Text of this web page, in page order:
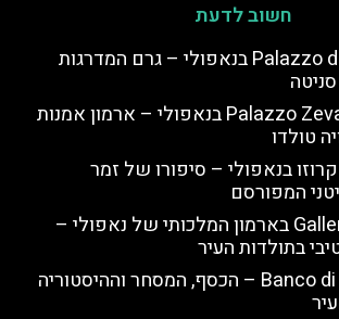
חשוב לדעת
Palazzo dello Spagnolo בנאפולי – גרם המדרגות
Palazzo Zevallos Stigliano בנאפולי – ארמון אמנות
טולדו
קרוזו בנאפולי – סיפורו של זמר
המפורסם
Galleria del Tempo בארמון המלכותי של נאפולי –
בתולדות העיר
מוזיאון Banco di Napoli – הכסף, המסחר וההיסטוריה